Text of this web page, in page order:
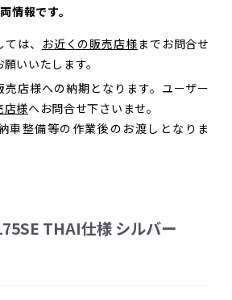
情報です。
は、
お近くの販売店様までお問合せ
いいたします。
売店様への納期となります。ユーザー
店様へお問合せ下さいませ。
車整備等の作業後のお渡しとなりま
THAI仕様 シルバー